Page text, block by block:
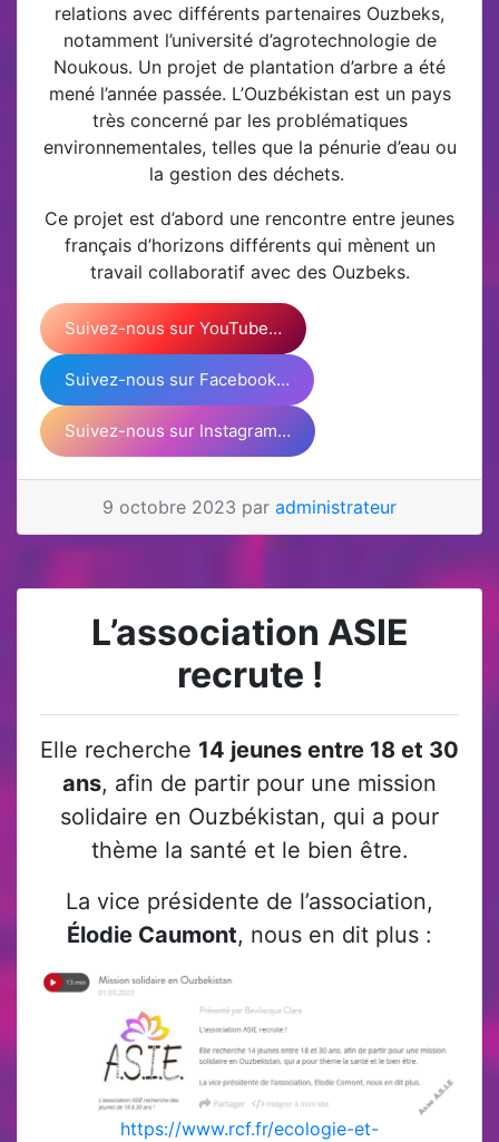
relations avec différents partenaires Ouzbeks,
notamment l’université d’agrotechnologie de
Noukous. Un projet de plantation d’arbre a été
mené l’année passée. L’Ouzbékistan est un pays
très concerné par les problématiques
environnementales, telles que la pénurie d’eau ou
la gestion des déchets.
Ce projet est d’abord une rencontre entre jeunes
français d’horizons différents qui mènent un
travail collaboratif avec des Ouzbeks.
Suivez-nous sur YouTube…
Suivez-nous sur Facebook…
Suivez-nous sur Instagram…
9 octobre 2023 par administrateur
L’association ASIE
recrute !
Elle recherche 14 jeunes entre 18 et 30
ans, afin de partir pour une mission
solidaire en Ouzbékistan, qui a pour
thème la santé et le bien être.
La vice présidente de l’association,
Élodie Caumont, nous en dit plus :
https://www.rcf.fr/ecologie-et-